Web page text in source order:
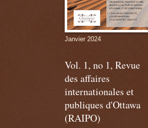
Janvier 2024
Vol. 1, no 1, Revue
des affaires
internationales et
publiques d'Ottawa
(RAIPO)